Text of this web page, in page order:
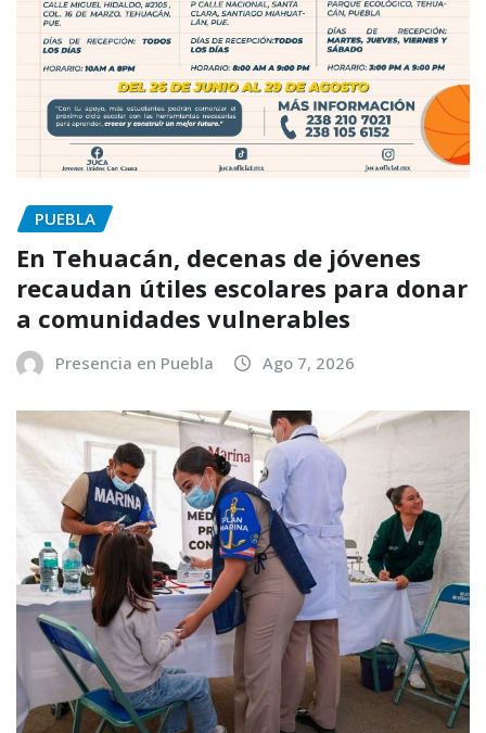
PUEBLA
En Tehuacán, decenas de jóvenes
recaudan útiles escolares para donar
a comunidades vulnerables
Presencia en Puebla Ago 7, 2026